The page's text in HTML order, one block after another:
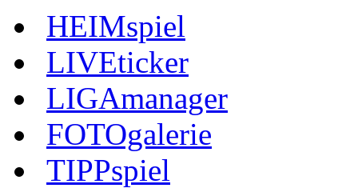
HEIMspiel
LIVEticker
LIGAmanager
FOTOgalerie
TIPPspiel